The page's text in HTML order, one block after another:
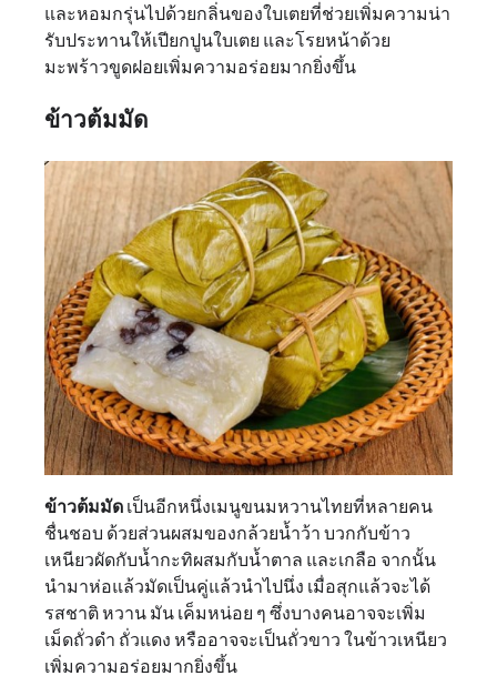
และหอมกรุ่นไปด้วยกลิ่นของใบเตยที่ช่วยเพิ่มความน่า
รับประทานให้เปียกปูนใบเตย และโรยหน้าด้วย
มะพร้าวขูดฝอยเพิ่มความอร่อยมากยิ่งขึ้น
ข้าวต้มมัด
ข้าวต้มมัด เป็นอีกหนึ่งเมนูขนมหวานไทยที่หลายคน
ชื่นชอบ ด้วยส่วนผสมของกล้วยน้ำว้า บวกกับข้าว
เหนียวผัดกับน้ำกะทิผสมกับน้ำตาล และเกลือ จากนั้น
นำมาห่อแล้วมัดเป็นคู่แล้วนำไปนึ่ง เมื่อสุกแล้วจะได้
รสชาติ หวาน มัน เค็มหน่อย ๆ ซึ่งบางคนอาจจะเพิ่ม
เม็ดถั่วดำ ถั่วแดง หรืออาจจะเป็นถั่วขาว ในข้าวเหนียว
เพิ่มความอร่อยมากยิ่งขึ้น